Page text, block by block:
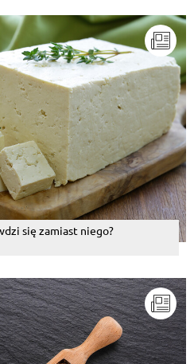
się zamiast niego?